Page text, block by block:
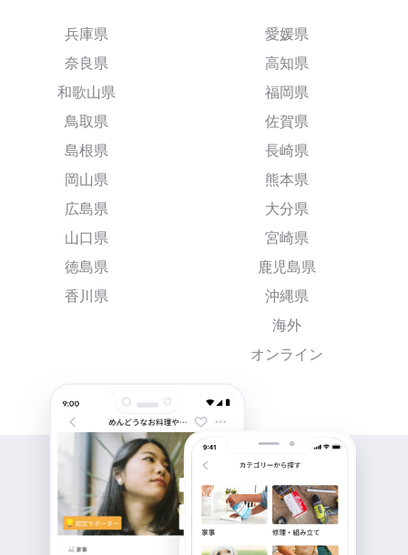
兵庫県
奈良県
和歌山県
鳥取県
島根県
岡山県
広島県
山口県
徳島県
香川県
愛媛県
高知県
福岡県
佐賀県
長崎県
熊本県
大分県
宮崎県
鹿児島県
沖縄県
海外
オンライン